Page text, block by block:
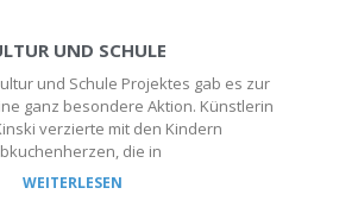
UND SCHULE
und Schule Projektes gab es zur
ganz besondere Aktion. Künstlerin
verzierte mit den Kindern
die in
WEITERLESEN